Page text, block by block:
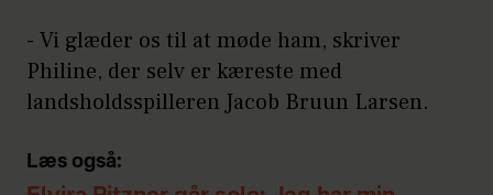
- Vi glæder os til at møde ham, skriver
Philine, der selv er kæreste med
landsholdsspilleren Jacob Bruun Larsen.
Læs også: